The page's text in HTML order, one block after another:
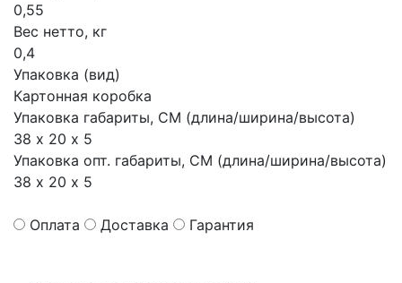
0,55
Вес нетто, кг
0,4
Упаковка (вид)
Картонная коробка
Упаковка габариты, СМ (длина/ширина/высота)
38 х 20 х 5
Упаковка опт. габариты, СМ (длина/ширина/высота)
38 х 20 х 5
Оплата Доставка Гарантия